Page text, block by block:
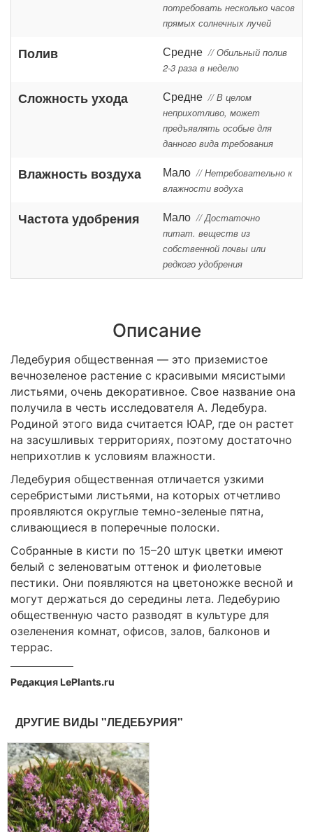
потребовать несколько часов
прямых солнечных лучей
Полив Средне // Обильный полив
2-3 раза в неделю
Сложность ухода Средне // В целом
неприхотливо, может
предъявлять особые для
данного вида требования
Влажность воздуха Мало // Нетребовательно к
влажности водуха
Частота удобрения Мало // Достаточно
питат. веществ из
собственной почвы или
редкого удобрения
Описание
Ледебурия общественная — это приземистое
вечнозеленое растение с красивыми мясистыми
листьями, очень декоративное. Свое название она
получила в честь исследователя А. Ледебура.
Родиной этого вида считается ЮАР, где он растет
на засушливых территориях, поэтому достаточно
неприхотлив к условиям влажности.
Ледебурия общественная отличается узкими
серебристыми листьями, на которых отчетливо
проявляются округлые темно-зеленые пятна,
сливающиеся в поперечные полоски.
Собранные в кисти по 15–20 штук цветки имеют
белый с зеленоватым оттенок и фиолетовые
пестики. Они появляются на цветоножке весной и
могут держаться до середины лета. Ледебурию
общественную часто разводят в культуре для
озеленения комнат, офисов, залов, балконов и
террас.
Редакция LePlants.ru
ДРУГИЕ ВИДЫ "ЛЕДЕБУРИЯ"